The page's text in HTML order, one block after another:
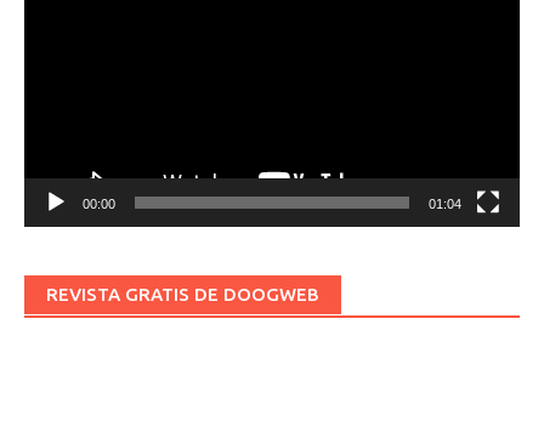
00:00 01:04
REVISTA GRATIS DE DOOGWEB